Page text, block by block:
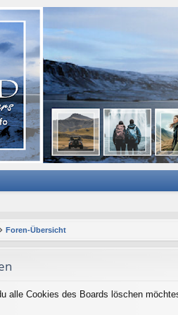
Foren-Übersicht
alle Cookies des Boards löschen